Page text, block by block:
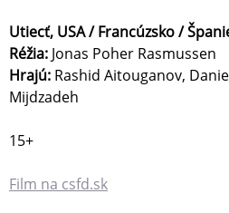
Utiecť, USA / Francúzsko /
Réžia: Jonas Poher Rasmussen
Hrajú: Rashid Aitouganov,
Mijdzadeh
15+
Film na csfd.sk